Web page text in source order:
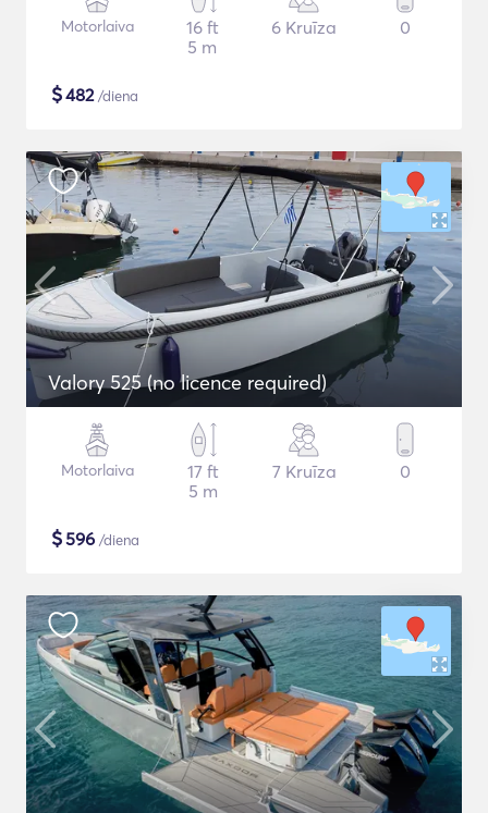
Motorlaiva
16 ft
5 m
6 Kruīza 0
$482/diena
Valory 525 (no licence required)
Motorlaiva
17 ft
5 m
7 Kruīza 0
$596 /diena